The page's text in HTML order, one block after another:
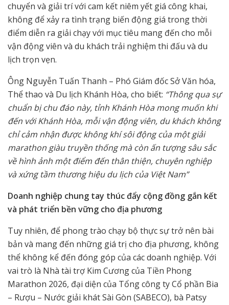
chuyển và giải trí với cam kết niêm yết giá công khai,
không để xảy ra tình trạng biến động giá trong thời
điểm diễn ra giải chạy với mục tiêu mang đến cho mỗi
vận động viên và du khách trải nghiệm thi đấu và du
lịch trọn vẹn.
Ông Nguyễn Tuấn Thanh – Phó Giám đốc Sở Văn hóa,
Thể thao và Du lịch Khánh Hòa, cho biết: “Thông qua sự
chuẩn bị chu đáo này, tỉnh Khánh Hòa mong muốn khi
đến với Khánh Hòa, mỗi vận động viên, du khách không
chỉ cảm nhận được không khí sôi động của một giải
marathon giàu truyền thống mà còn ấn tượng sâu sắc
về hình ảnh một điểm đến thân thiện, chuyên nghiệp
và xứng tầm thương hiệu du lịch của Việt Nam”
Doanh nghiệp chung tay thúc đẩy cộng đồng gắn kết
và phát triển bền vững cho địa phương
Tuy nhiên, để phong trào chạy bộ thực sự trở nên bài
bản và mang đến những giá trị cho địa phương, không
thể không kể đến đóng góp của các doanh nghiệp. Với
vai trò là Nhà tài trợ Kim Cương của Tiền Phong
Marathon 2026, đại diện của Tổng công ty Cổ phần Bia
– Rượu – Nước giải khát Sài Gòn (SABECO), bà Patsy